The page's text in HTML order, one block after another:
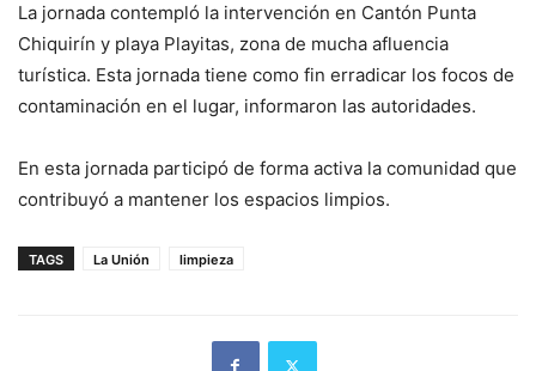
La jornada contempló la intervención en Cantón Punta
Chiquirín y playa Playitas, zona de mucha afluencia
turística. Esta jornada tiene como fin erradicar los focos de
contaminación en el lugar, informaron las autoridades.
En esta jornada participó de forma activa la comunidad que
contribuyó a mantener los espacios limpios.
TAGS La Unión limpieza